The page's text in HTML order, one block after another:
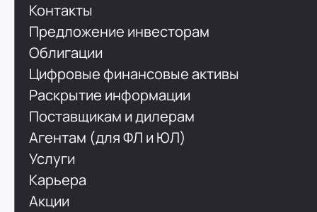
Контакты
Предложение инвесторам
Облигации
Цифровые финансовые активы
Раскрытие информации
Поставщикам и дилерам
Агентам (для ФЛ и ЮЛ)
Услуги
Карьера
Акции